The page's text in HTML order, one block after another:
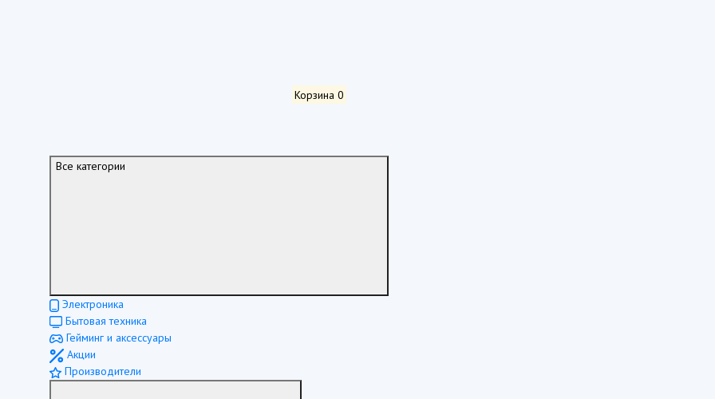
Корзина 0
Все категории
Электроника
Бытовая техника
Гейминг и аксессуары
Акции
Производители